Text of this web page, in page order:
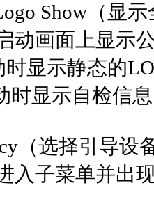
Show（显示
画面上显示公
显示静态的
显示自检信
（选择引导设
子菜单并出